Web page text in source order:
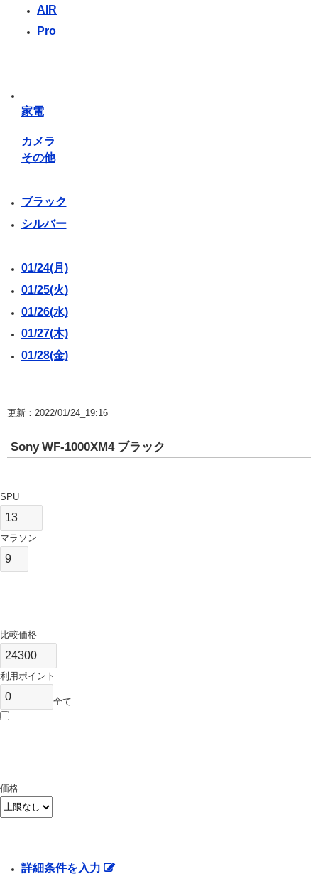
AIR
Pro
家電
カメラ
その他
ブラック
シルバー
01/24(月)
01/25(火)
01/26(水)
01/27(木)
01/28(金)
更新：2022/01/24_19:16
Sony WF-1000XM4 ブラック
SPU
マラソン
比較価格
利用ポイント
全て
価格
詳細条件を入力